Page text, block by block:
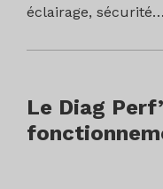
éclairage,
Le Diag